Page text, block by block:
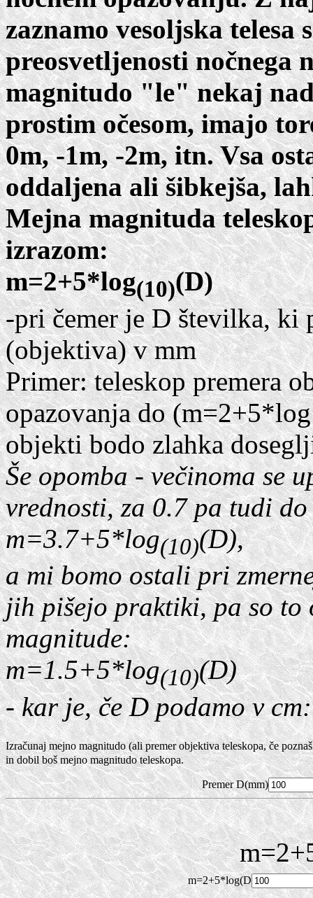
zaznamo vesoljska telesa
preosvetljenosti nočnega
magnitudo "le" nekaj nad
prostim očesom, imajo
0m, -1m, -2m, itn. Vsa
oddaljena ali šibkejša,
Mejna magnituda
izrazom:
m=2+5*log(10)(D)
-pri čemer je D številka, ki
(objektiva) v mm
Primer: teleskop premera
opazovanja do
objekti bodo zlahka
Še opomba - večinoma se
vrednosti, za 0.7 pa tudi
m=3.7+5*log(10)(D),
a mi bomo ostali pri
jih pišejo praktiki, pa so to
magnitude:
m=1.5+5*log(10)(D)
- kar je, če D podamo v
Izračunaj mejno magnitudo (ali premer objektiva teleskopa, če
in dobil boš mejno magnitudo teleskopa.
Premer D(mm)
m=2+5*log(D